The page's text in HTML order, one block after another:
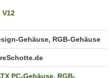
Gehäuse, RGB-Gehäuse
PC-Gehäuse,RGB-